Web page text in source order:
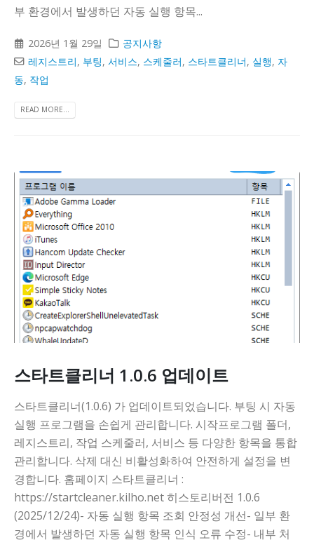
부 환경에서 발생하던 자동 실행 항목...
2026년 1월 29일
공지사항
레지스트리, 부팅,서비스, 스케줄러, 스타트클리너, 실행, 자
동, 작업
READ MORE...
스타트클리너 1.0.6 업데이트
스타트클리너(1.0.6) 가 업데이트되었습니다. 부팅 시 자동
실행 프로그램을 손쉽게 관리합니다. 시작프로그램 폴더,
레지스트리, 작업 스케줄러, 서비스 등 다양한 항목을 통합
관리합니다. 삭제 대신 비활성화하여 안전하게 설정을 변
경합니다. 홈페이지 스타트클리너 :
https://startcleaner.kilho.net 히스토리버전 1.0.6
(2025/12/24)- 자동 실행 항목 조회 안정성 개선- 일부 환
경에서 발생하던 자동 실행 항목 인식 오류 수정- 내부 처